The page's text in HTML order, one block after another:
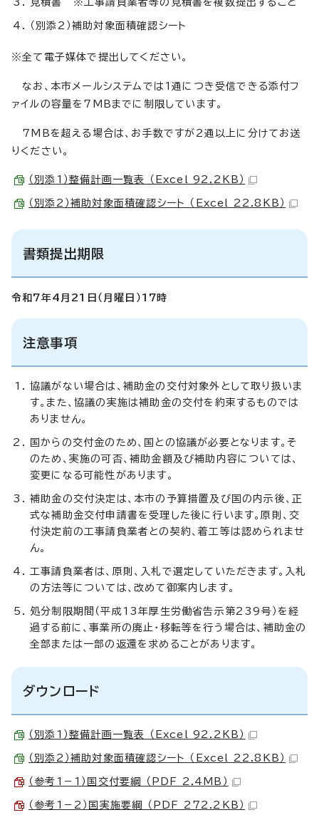
（別添2）補助対象面積確認シート
※全て電子媒体で提出してください。
なお、本市メールシステムでは1通につき受信できる添付フ
ァイルの容量を7MBまでに制限しています。
7MBを超える場合は、お手数ですが2通以上に分けてお送
りください。
（別添1）整備計画一覧表 （Excel 92.2KB）
（別添2）補助対象面積確認シート （Excel 22.8KB）
書類提出期限
令和7年4月21日（月曜日）17時
注意事項
協議がない場合は、補助金の交付対象外として取り扱いま
す。また、協議の実施は補助金の交付を約束するものでは
ありません。
国からの交付金のため、国との協議が必要となります。そ
のため、実施の可否、補助金額及び補助内容については、
変更になる可能性があります。
補助金の交付決定は、本市の予算措置及び国の内示後、正
式な補助金交付申請書を受理した後に行います。原則、交
付決定前の工事請負業者との契約、着工等は認められませ
ん。
工事請負業者は、原則、入札で選定していただきます。入札
の方法等については、改めて御案内します。
処分制限期間（平成13年厚生労働省告示第239号）を経
過する前に、事業所の廃止・移転等を行う場合は、補助金の
全部または一部の返還を求めることがあります。
ダウンロード
（別添1）整備計画一覧表 （Excel 92.2KB）
（別添2）補助対象面積確認シート （Excel 22.8KB）
（参考1－1）国交付要綱 （PDF 2.4MB）
（参考1－2）国実施要綱 （PDF 272.2KB）